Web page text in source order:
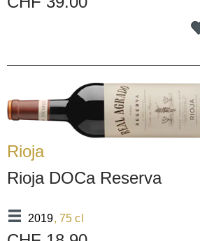
Rioja
Rioja DOCa Reserva
2019, 75 cl